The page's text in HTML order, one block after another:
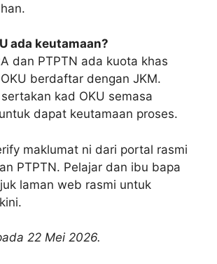
ada keutamaan?
dan PTPTN ada kuota khas
berdaftar dengan JKM.
kad OKU semasa
dapat keutamaan proses.
maklumat ni dari portal rasmi
PTPTN. Pelajar dan ibu bapa
laman web rasmi untuk
22 Mei 2026.